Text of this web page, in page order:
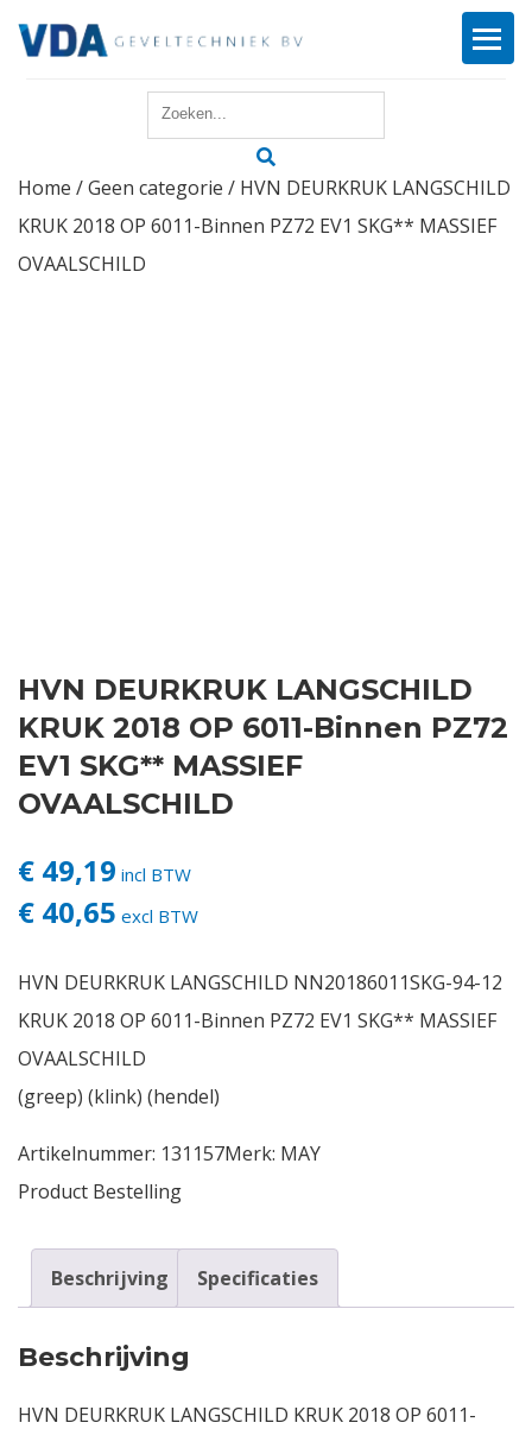
Reparatie
Onderhoud
Vacatures
Home /Geen categorie / HVN DEURKRUK LANGSCHILD
KRUK 2018 OP 6011-Binnen PZ72 EV1 SKG** MASSIEF
OVAALSCHILD
HVN DEURKRUK LANGSCHILD
KRUK 2018 OP 6011-Binnen PZ72
EV1 SKG** MASSIEF
OVAALSCHILD
€ 49,19 incl BTW
€ 40,65 excl BTW
HVN DEURKRUK LANGSCHILD NN20186011SKG-94-12
KRUK 2018 OP 6011-Binnen PZ72 EV1 SKG** MASSIEF
OVAALSCHILD
(greep) (klink) (hendel)
Artikelnummer: 131157Merk: MAY
Product Bestelling
Beschrijving Specificaties
Beschrijving
HVN DEURKRUK LANGSCHILD KRUK 2018 OP 6011-